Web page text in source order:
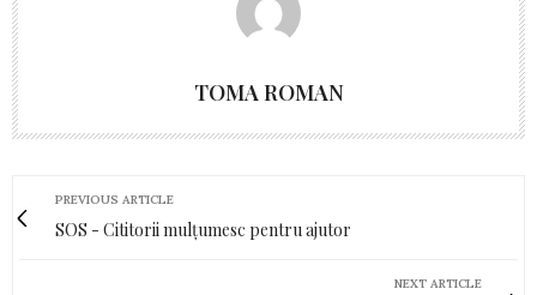
TOMA ROMAN
PREVIOUS ARTICLE
SOS - Cititorii mulțumesc pentru ajutor
NEXT ARTICLE